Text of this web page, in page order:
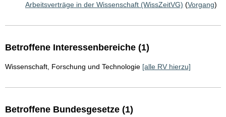
Arbeitsverträge in der Wissenschaft (WissZeitVG) (Vorgang)
Betroffene Interessenbereiche (1)
Wissenschaft, Forschung und Technologie [alle RV hierzu]
Betroffene Bundesgesetze (1)